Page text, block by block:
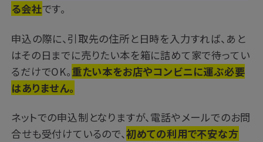
る会社です。
申込の際に、引取先の住所と日時を入力すれば、あと
はその日までに売りたい本を箱に詰めて家で待ってい
るだけでOK。重たい本をお店やコンビニに運ぶ必要
はありません。
ネットでの申込制となりますが、電話やメールでのお問
合せも受付けているので、初めての利用で不安な方